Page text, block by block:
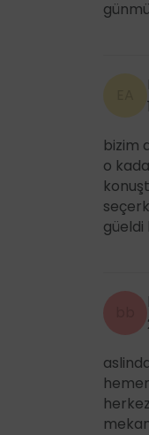
bizim
o